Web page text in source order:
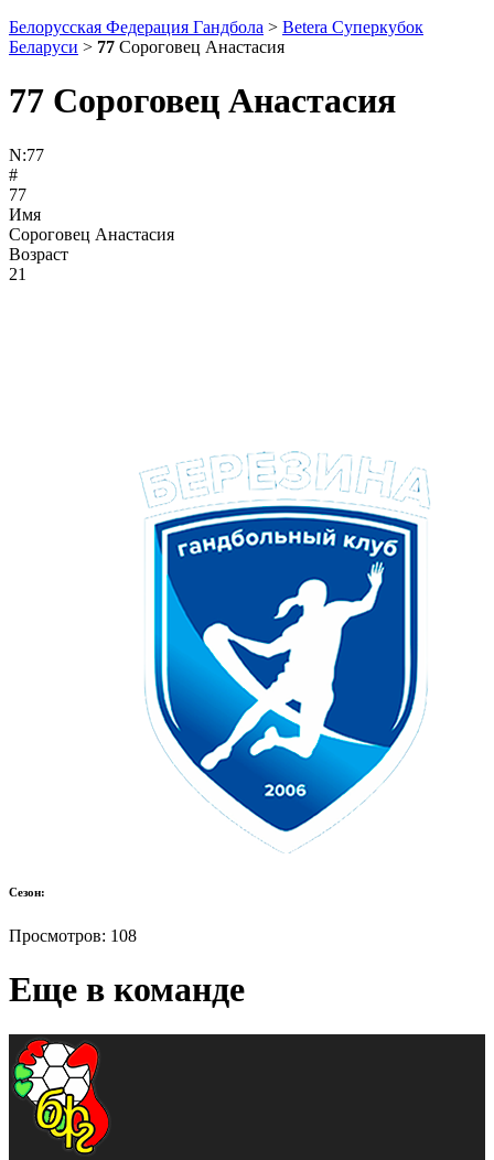
Белорусская Федерация Гандбола > Betera Суперкубок
Беларуси > 77 Сороговец Анастасия
77 Сороговец Анастасия
N:77
#
77
Имя
Сороговец Анастасия
Возраст
21
Сезон:
Просмотров: 108
Еще в команде